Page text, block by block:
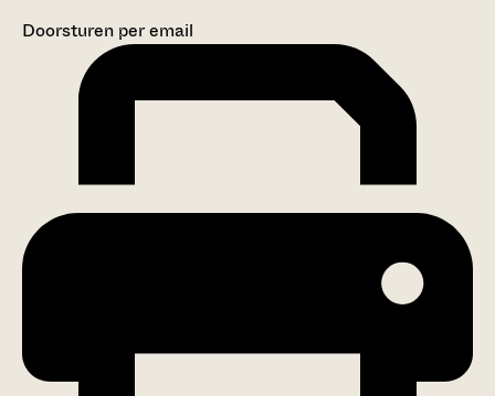
Doorsturen per email